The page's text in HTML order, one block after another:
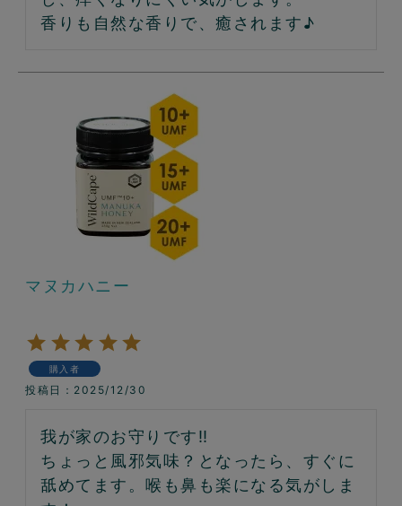
香りも自然な香りで、癒されます♪
マヌカハニー
購入者
投稿日 2025/12/30
我が家のお守りです‼︎
ちょっと風邪気味？となったら、すぐに
舐めてます。喉も鼻も楽になる気がしま